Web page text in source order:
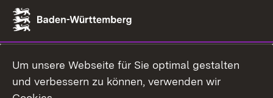
Um unsere Webseite für Sie optimal gestalten
und verbessern zu können, verwenden wir